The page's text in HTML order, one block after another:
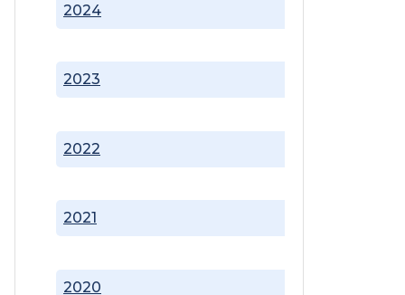
2020
2021
2022
2023
2024